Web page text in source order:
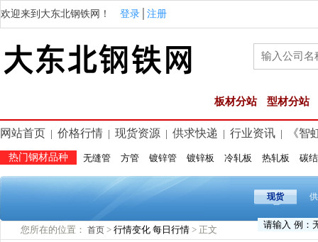
欢迎来到大东北钢铁网！ 登录 注册
板材分站 型材分站
网站首页 价格行情 现货资源 供求快递 行业资讯 《智
热门钢材品种 无缝管 方管 镀锌管 镀锌板 冷轧板 热轧板 碳
现货
您所在的位置： 首页 > 行情变化 每日行情 > 正文